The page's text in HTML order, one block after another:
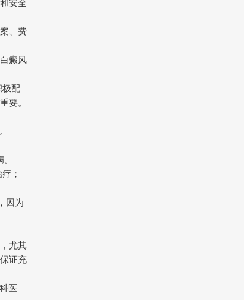
安全
、费
癜风
极配
要。
；
因为
尤其
证充
医